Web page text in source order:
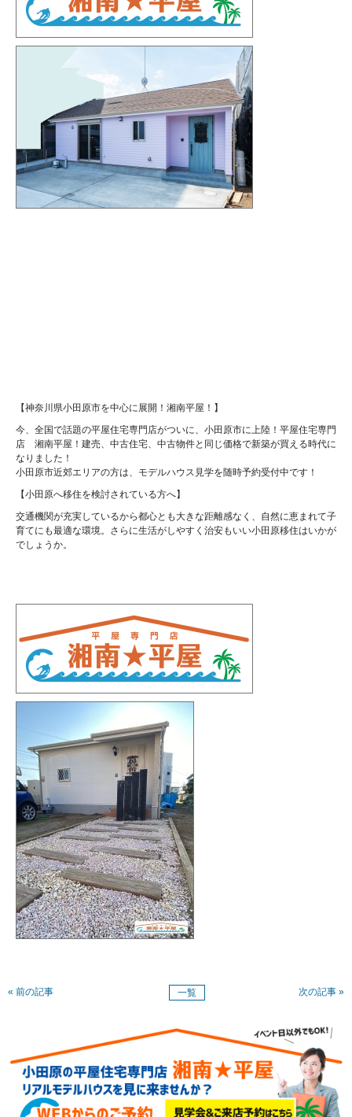
【神奈川県小田原市を中心に展開！湘南平屋！】
今、全国で話題の平屋住宅専門店がついに、小田原市に上陸！平屋住宅専門
店 湘南平屋！建売、中古住宅、中古物件と同じ価格で新築が買える時代に
なりました！
小田原市近郊エリアの方は、モデルハウス見学を随時予約受付中です！
【小田原へ移住を検討されている方へ】
交通機関が充実しているから都心とも大きな距離感なく、自然に恵まれて子
育てにも最適な環境。さらに生活がしやすく治安もいい小田原移住はいかが
でしょうか。
« 前の記事 一覧 次の記事 »